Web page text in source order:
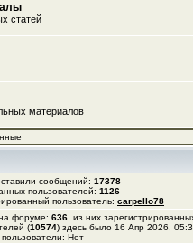
статей
материалов
сообщений: 17378
пользователей: 1126
пользователь: carpello78
форуме: 636 , из них
(10574) здесь было 16 Апр 2026,
Нет